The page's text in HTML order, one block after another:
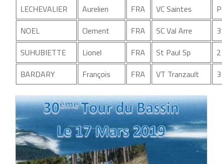
LECHEVALIER
Aurelien FRA VC Saintes
NOEL
Clement FRA SC Val Arre
SUHUBIETTE
Lionel FRA St Paul Sp
BARDARY
François FRA VT Tranzault